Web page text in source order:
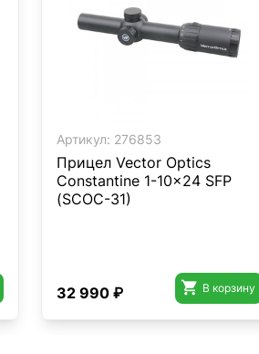
Артикул: 276853
Прицел Vector Optics
Constantine 1-10x24 SFP
(SCOC-31)
32 990 ₽  В корзину